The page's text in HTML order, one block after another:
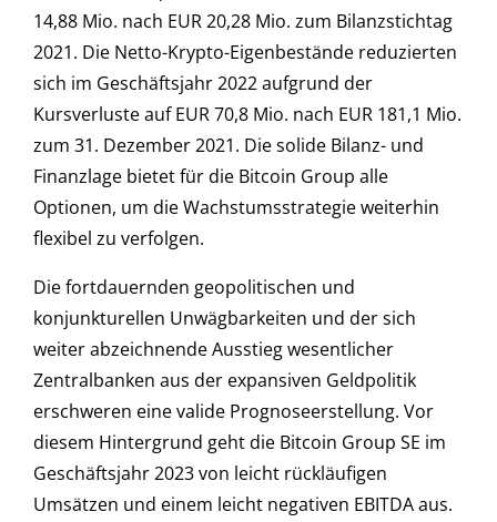
14,88 Mio. nach EUR 20,28 Mio. zum Bilanzstichtag
2021. Die Netto-Krypto-Eigenbestände reduzierten
sich im Geschäftsjahr 2022 aufgrund der
Kursverluste auf EUR 70,8 Mio. nach EUR 181,1 Mio.
zum 31. Dezember 2021. Die solide Bilanz- und
Finanzlage bietet für die Bitcoin Group alle
Optionen, um die Wachstumsstrategie weiterhin
flexibel zu verfolgen.
Die fortdauernden geopolitischen und
konjunkturellen Unwägbarkeiten und der sich
weiter abzeichnende Ausstieg wesentlicher
Zentralbanken aus der expansiven Geldpolitik
erschweren eine valide Prognoseerstellung. Vor
diesem Hintergrund geht die Bitcoin Group SE im
Geschäftsjahr 2023 von leicht rückläufigen
Umsätzen und einem leicht negativen EBITDA aus.